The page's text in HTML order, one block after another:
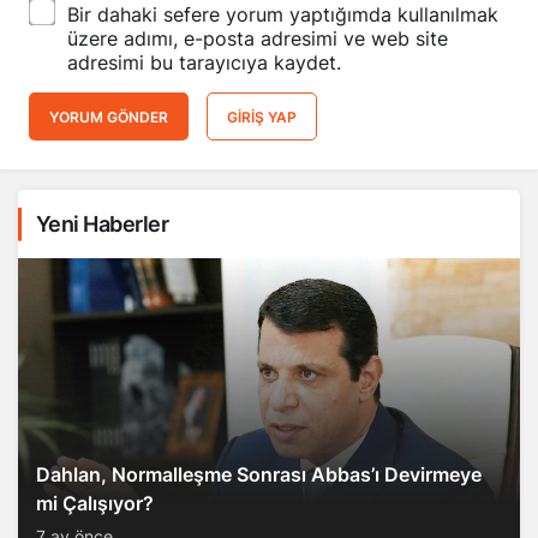
Bir dahaki sefere yorum yaptığımda kullanılmak
üzere adımı, e-posta adresimi ve web site
adresimi bu tarayıcıya kaydet.
YORUM GÖNDER GIRIŞ YAP
Yeni Haberler
Dahlan, Normalleşme Sonrası Abbas’ı Devirmeye
mi Çalışıyor?